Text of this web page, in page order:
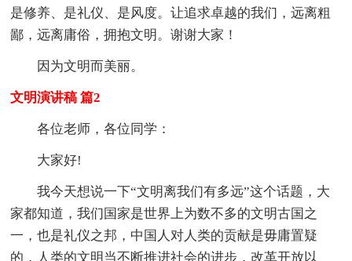
是修养、是礼仪、是风度。让追求卓越的我们，远离粗
鄙，远离庸俗，拥抱文明。谢谢大家！
因为文明而美丽。
文明演讲稿 篇2
各位老师，各位同学：
大家好!
我今天想说一下“文明离我们有多远”这个话题，大
家都知道，我们国家是世界上为数不多的文明古国之
一，也是礼仪之邦，中国人对人类的贡献是毋庸置疑
的，人类的文明当不断推进社会的进步，改革开放以